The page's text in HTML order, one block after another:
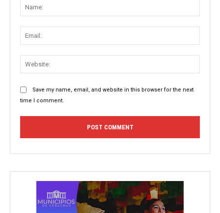
Save my name, email, and website in this browser for the next
time I comment.